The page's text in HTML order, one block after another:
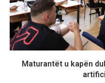
Maturantët u kapën